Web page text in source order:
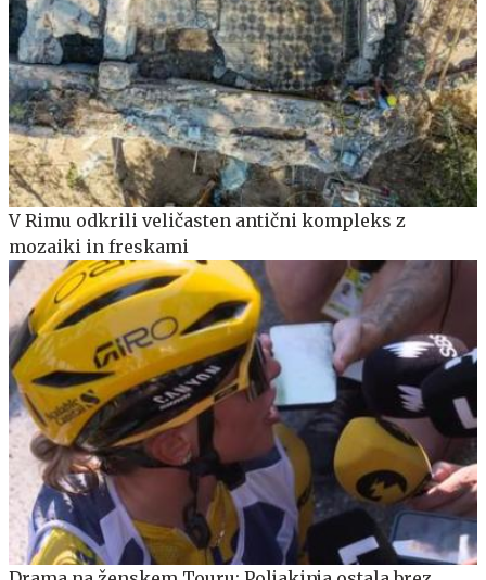
V Rimu odkrili veličasten antični kompleks z
mozaiki in freskami